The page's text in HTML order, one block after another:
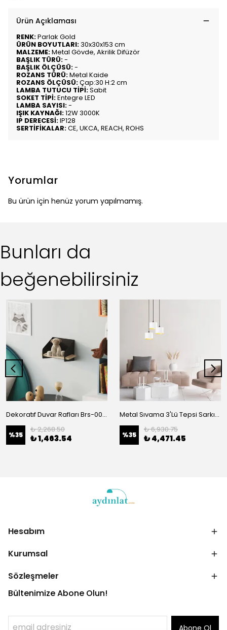
Ürün Açıklaması
RENK:Parlak Gold
ÜRÜN BOYUTLARI:30x30x153 cm
MALZEME:Metal Gövde, Akrilik Difüzör
BAŞLIK TÜRÜ:-
BAŞLIK ÖLÇÜSÜ:-
ROZANS TÜRÜ:Metal Kaide
ROZANS ÖLÇÜSÜ:Çap:30 H:2 cm
LAMBA TUTUCU TİPİ:Sabit
SOKET TİPİ:Entegre LED
LAMBA SAYISI:-
IŞIK KAYNAĞI:12W 3000K
IP DERECESİ:IP128
SERTİFİKALAR:CE, UKCA, REACH, ROHS
Yorumlar
Bu ürün için henüz yorum yapılmamış.
Bunları da
beğenebilirsiniz
Dekoratıf Duvar Rafları Brs-002-Srk
%35
₺ 2,268.50
₺ 1,463.54
Metal Sıvama 3'Lü Tepsi Sarkıt Pütürlü Beyaz 195Whıte-3
%35
₺ 6,930.75
₺ 4,471.45
Hesabım
Kurumsal
Sözleşmeler
Bültenimize Abone Olun!
Abone Ol